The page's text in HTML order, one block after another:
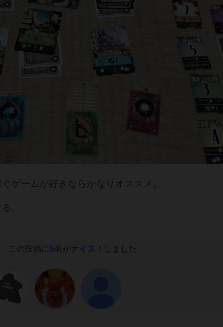
ゲームが好きならかなりオススメ。
。
この投稿に 5名がナイス！ しました